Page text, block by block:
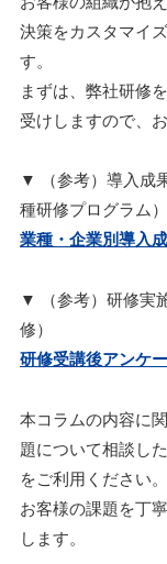
決策をカスタマイ
す。
まずは、弊社研修
受けしますので、
▼ （参考）導入成
種研修プログラム）
業種・企業別導入
▼ （参考）研修実
修）
研修受講後アンケ
本コラムの内容に
題について相談し
をご利用ください。
お客様の課題を丁
します。